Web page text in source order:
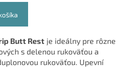
Butt Rest je ideálny pre rôzne
s delenou rukoväťou a
rukoväťou. Upevní